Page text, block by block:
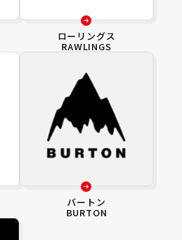
ローリングス
RAWLINGS
バートン
BURTON